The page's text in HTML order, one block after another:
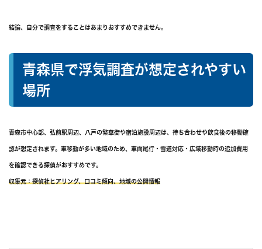
結論、自分で調査をすることはあまりおすすめできません。
青森県で浮気調査が想定されやすい
場所
青森市中心部、弘前駅周辺、八戸の繁華街や宿泊施設周辺は、待ち合わせや飲食後の移動確
認が想定されます。車移動が多い地域のため、車両尾行・雪道対応・広域移動時の追加費用
を確認できる探偵がおすすめです。
収集元：探偵社ヒアリング、口コミ傾向、地域の公開情報